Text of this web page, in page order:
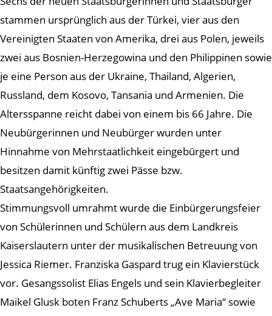
stammen ursprünglich aus der Türkei, vier aus den
Vereinigten Staaten von Amerika, drei aus Polen, jeweils
zwei aus Bosnien-Herzegowina und den Philippinen sowie
je eine Person aus der Ukraine, Thailand, Algerien,
Russland, dem Kosovo, Tansania und Armenien. Die
Altersspanne reicht dabei von einem bis 66 Jahre. Die
Neubürgerinnen und Neubürger wurden unter
Hinnahme von Mehrstaatlichkeit eingebürgert und
besitzen damit künftig zwei Pässe bzw.
Staatsangehörigkeiten.
Stimmungsvoll umrahmt wurde die Einbürgerungsfeier
von Schülerinnen und Schülern aus dem Landkreis
Kaiserslautern unter der musikalischen Betreuung von
Jessica Riemer. Franziska Gaspard trug ein Klavierstück
vor. Gesangssolist Elias Engels und sein Klavierbegleiter
Maikel Glusk boten Franz Schuberts „Ave Maria“ sowie